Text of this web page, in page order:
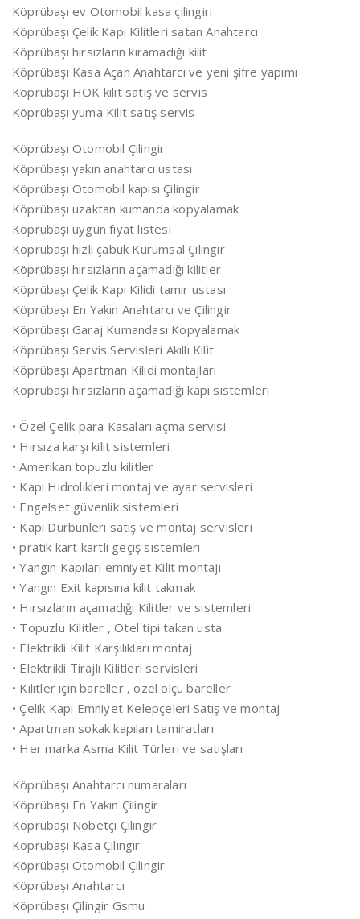
Köprübaşı ev Otomobil kasa çilingiri
Köprübaşı Çelik Kapı Kilitleri satan Anahtarcı
Köprübaşı hırsızların kıramadığı kilit
Köprübaşı Kasa Açan Anahtarcı ve yeni şifre yapımı
Köprübaşı HOK kilit satış ve servis
Köprübaşı yuma Kilit satış servis
Köprübaşı Otomobil Çilingir
Köprübaşı yakın anahtarcı ustası
Köprübaşı Otomobil kapısı Çilingir
Köprübaşı uzaktan kumanda kopyalamak
Köprübaşı uygun fiyat listesi
Köprübaşı hızlı çabuk Kurumsal Çilingir
Köprübaşı hırsızların açamadığı kilitler
Köprübaşı Çelik Kapı Kilidi tamir ustası
Köprübaşı En Yakın Anahtarcı ve Çilingir
Köprübaşı Garaj Kumandası Kopyalamak
Köprübaşı Servis Servisleri Akıllı Kilit
Köprübaşı Apartman Kilidi montajları
Köprübaşı hırsızların açamadığı kapı sistemleri
• Özel Çelik para Kasaları açma servisi
• Hırsıza karşı kilit sistemleri
• Amerikan topuzlu kilitler
• Kapı Hidrolikleri montaj ve ayar servisleri
• Engelset güvenlik sistemleri
• Kapı Dürbünleri satış ve montaj servisleri
• pratik kart kartlı geçiş sistemleri
• Yangın Kapıları emniyet Kilit montajı
• Yangın Exit kapısına kilit takmak
• Hırsızların açamadığı Kilitler ve sistemleri
• Topuzlu Kilitler , Otel tipi takan usta
• Elektrikli Kilit Karşılıkları montaj
• Elektrikli Tirajlı Kilitleri servisleri
• Kilitler için bareller , özel ölçü bareller
• Çelik Kapı Emniyet Kelepçeleri Satış ve montaj
• Apartman sokak kapıları tamiratları
• Her marka Asma Kilit Türleri ve satışları
Köprübaşı Anahtarcı numaraları
Köprübaşı En Yakın Çilingir
Köprübaşı Nöbetçi Çilingir
Köprübaşı Kasa Çilingir
Köprübaşı Otomobil Çilingir
Köprübaşı Anahtarcı
Köprübaşı Çilingir Gsmu